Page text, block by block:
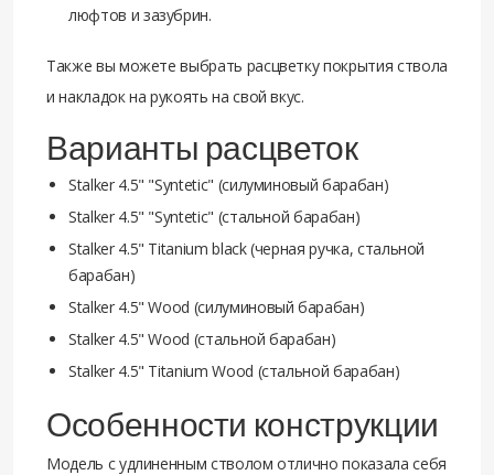
люфтов и зазубрин.
Также вы можете выбрать расцветку покрытия ствола
и накладок на рукоять на свой вкус.
Варианты расцветок
Stalker 4.5" "Syntetic" (силуминовый барабан)
Stalker 4.5" "Syntetic" (стальной барабан)
Stalker 4.5" Titanium black (черная ручка, стальной
барабан)
Stalker 4.5" Wood (силуминовый барабан)
Stalker 4.5" Wood (стальной барабан)
Stalker 4.5" Titanium Wood (стальной барабан)
Особенности конструкции
Модель с удлиненным стволом отлично показала себя